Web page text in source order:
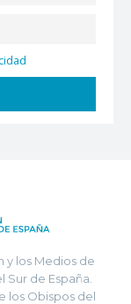
y los Medios de
de España.
los Obispos del